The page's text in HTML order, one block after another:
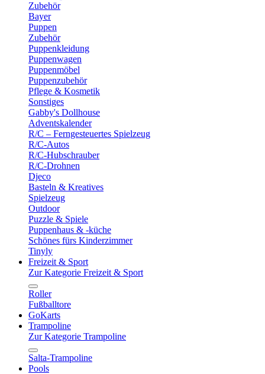
Zubehör
Bayer
Puppen
Zubehör
Puppenkleidung
Puppenwagen
Puppenmöbel
Puppenzubehör
Pflege & Kosmetik
Sonstiges
Gabby's Dollhouse
Adventskalender
R/C – Ferngesteuertes Spielzeug
R/C-Autos
R/C-Hubschrauber
R/C-Drohnen
Djeco
Basteln & Kreatives
Spielzeug
Outdoor
Puzzle & Spiele
Puppenhaus & -küche
Schönes fürs Kinderzimmer
Tinyly
Freizeit & Sport
Zur Kategorie Freizeit & Sport
Roller
Fußballtore
GoKarts
Trampoline
Zur Kategorie Trampoline
Salta-Trampoline
Pools